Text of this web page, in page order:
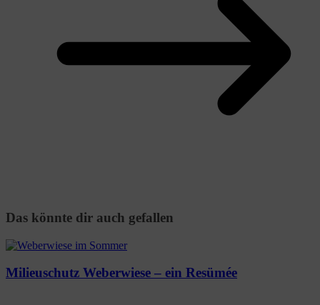
Das könnte dir auch gefallen
Milieuschutz Weberwiese – ein Resümée